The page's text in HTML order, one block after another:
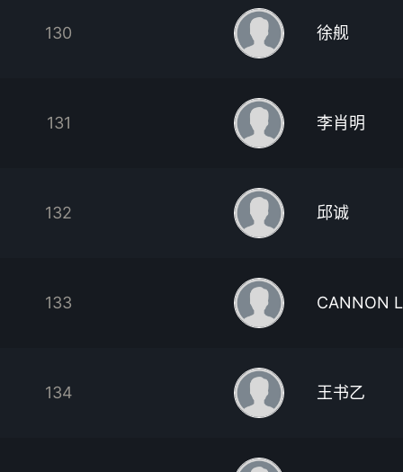
130 徐舰
131 李肖明
132 邱诚
133 CANNON
134 王书乙